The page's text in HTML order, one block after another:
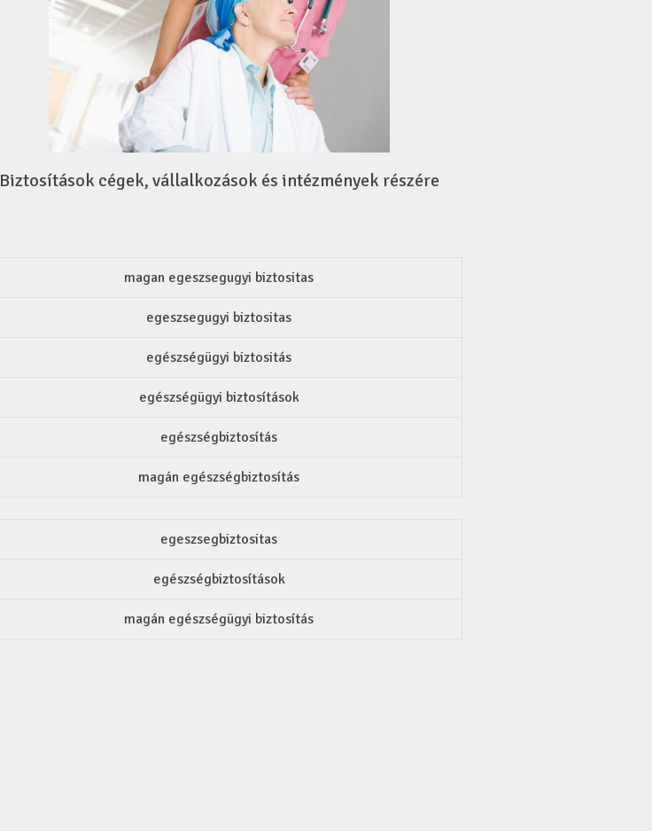
Biztosítások cégek, vállalkozások és intézmények részére
magan egeszsegugyi biztositas
egeszsegugyi biztositas
egészségügyi biztositás
egészségügyi biztosítások
egészségbiztosítás
magán egészségbiztosítás
egeszsegbiztositas
egészségbiztosítások
magán egészségügyi biztosítás